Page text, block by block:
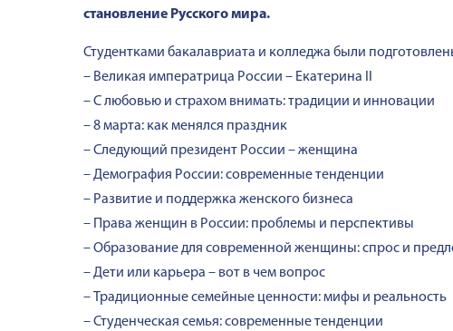
становление Русского мира.
Студентками бакалавриата и колледжа были
– Великая императрица России – Екатерина II
– С любовью и страхом внимать: традиции и инновации
– 8 марта: как менялся праздник
– Следующий президент России – женщина
– Демография России: современные тенденции
– Развитие и поддержка женского бизнеса
– Права женщин в России: проблемы и перспективы
– Образование для современной женщины: спрос и
– Дети или карьера – вот в чем вопрос
– Традиционные семейные ценности: мифы и реальность
– Студенческая семья: современные тенденции